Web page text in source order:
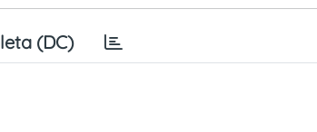
(DC)